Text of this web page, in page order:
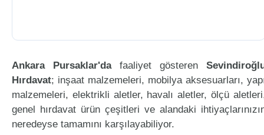
Ankara Pursaklar'dafaaliyet gösteren
Hırdavat; inşaat malzemeleri, mobilya aksesuarları,
malzemeleri, elektrikli aletler, havalı aletler, ölçü
genel hırdavat ürün çeşitleri ve alandaki
neredeyse tamamını karşılayabiliyor.